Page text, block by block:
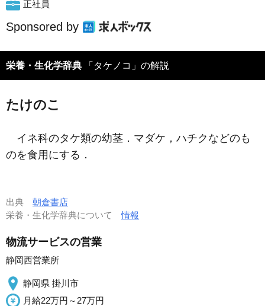
正社員
Sponsored by
栄養・生化学辞典 「タケノコ」の解説
たけのこ
イネ科のタケ類の幼茎．マダケ，ハチクなどのも
のを食用にする．
出典 朝倉書店
栄養・生化学辞典について情報
物流サービスの営業
静岡西営業所
静岡県 掛川市
月給22万円～27万円